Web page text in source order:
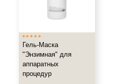
Гель-Маска
"Энзимная" для
аппаратных
процедур